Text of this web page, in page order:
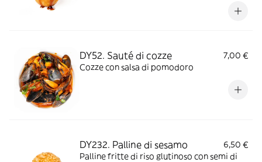
DY52. Sauté di cozze
7,00 €
Cozze con salsa di pomodoro
DY232. Palline di sesamo
6,50 €
Palline fritte di riso glutinoso con semi di